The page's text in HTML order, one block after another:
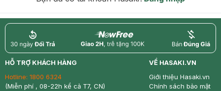
return nowfree price
HỖ TRỢ KHÁCH HÀNG
Hotline: 1800 6324
(Miễn phí , 08-22h kể cả T7, CN)
VỀ HASAKI.VN
Giới thiệu Hasaki.vn
Chính sách bảo mật